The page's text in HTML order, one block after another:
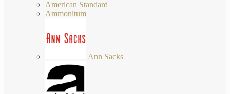
American Standard
Ammonitum
Ann Sacks